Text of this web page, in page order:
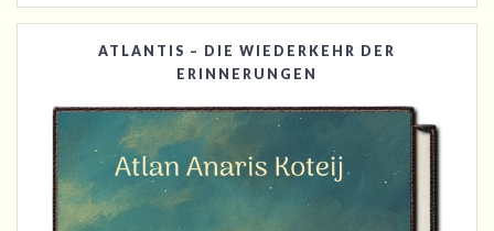
ATLANTIS – DIE WIEDERKEHR DER
ERINNERUNGEN